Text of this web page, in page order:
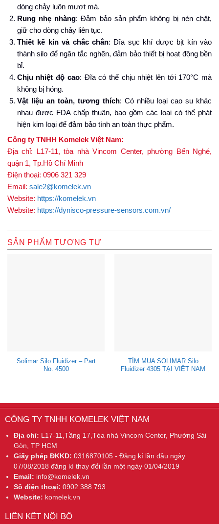
dòng chảy luôn mượt mà.
Rung nhẹ nhàng: Đảm bảo sản phẩm không bị nén chặt,
giữ cho dòng chảy liên tục.
Thiết kế kín và chắc chắn: Đĩa sục khí được bịt kín vào
thành silo để ngăn tắc nghẽn, đảm bảo thiết bị hoạt động bền
bỉ.
Chịu nhiệt độ cao: Đĩa có thể chịu nhiệt lên tới 170°C mà
không bị hỏng.
Vật liệu an toàn, tương thích: Có nhiều loại cao su khác
nhau được FDA chấp thuận, bao gồm các loại có thể phát
hiện kim loại để đảm bảo tính an toàn thực phẩm.
Công ty TNHH Komelek Việt Nam:
Địa chỉ: L17-11, tòa nhà Vincom Center, phường Bến Nghé,
quận 1, Tp.Hồ Chí Minh
Điện thoại: 0906 321 329
Email: sale2@komelek.vn
Website: https://komelek.vn
Website: https://dynisco-pressure-sensors.com.vn/
SẢN PHẨM TƯƠNG TỰ
Solimar Silo Fluidizer – Part
No. 4500
TÌM MUA SOLIMAR Silo
Fluidizer 4305 TẠI VIỆT NAM
CÔNG TY TNHH KOMELEK VIỆT NAM
Địa chỉ: L17-11,Tầng 17,Tòa nhà Vincom Center, Phường Sài
Gòn, TP HCM
Giấy phép ĐKKD: 0316870105 - Đăng kí lần đầu ngày
07/08/2018 đăng kí thay đổi lần một ngày 01/04/2019
Email: info@komelek.vn
Số điện thoại: 0902 388 793
Website: komelek.vn
LIÊN KẾT NỘI BỘ